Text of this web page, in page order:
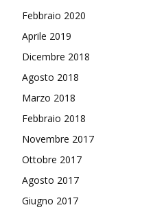
Febbraio 2020
Aprile 2019
Dicembre 2018
Agosto 2018
Marzo 2018
Febbraio 2018
Novembre 2017
Ottobre 2017
Agosto 2017
Giugno 2017